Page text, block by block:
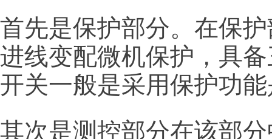
首先是保护部分。在保
进线变配微机保护，具
开关一般是采用保护功
其次是测控部分在该部